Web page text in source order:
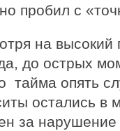
пробил с
на высокий
до острых
тайма опять
остались
за